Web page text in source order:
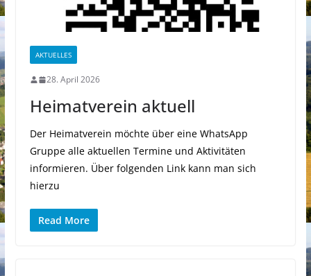
AKTUELLES
28. April 2026
Heimatverein aktuell
Der Heimatverein möchte über eine WhatsApp
Gruppe alle aktuellen Termine und Aktivitäten
informieren. Über folgenden Link kann man sich
hierzu
Read More